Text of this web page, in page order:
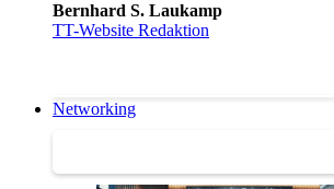
Bernhard S. Laukamp
TT-Website Redaktion
Networking